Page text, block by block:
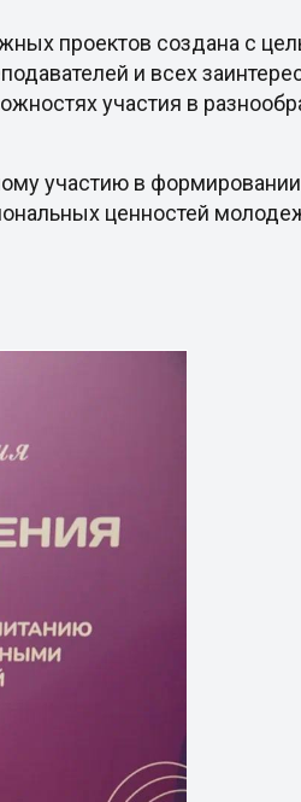
проектов создана с
и всех
участия в
участию в
ценностей